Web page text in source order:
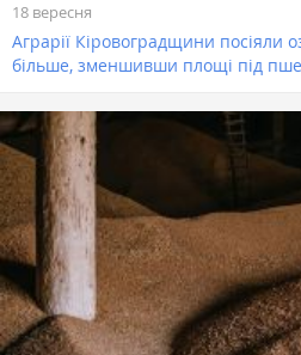
18 вересня
Аграрії Кіровоградщини посіяли
більше, зменшивши площі під